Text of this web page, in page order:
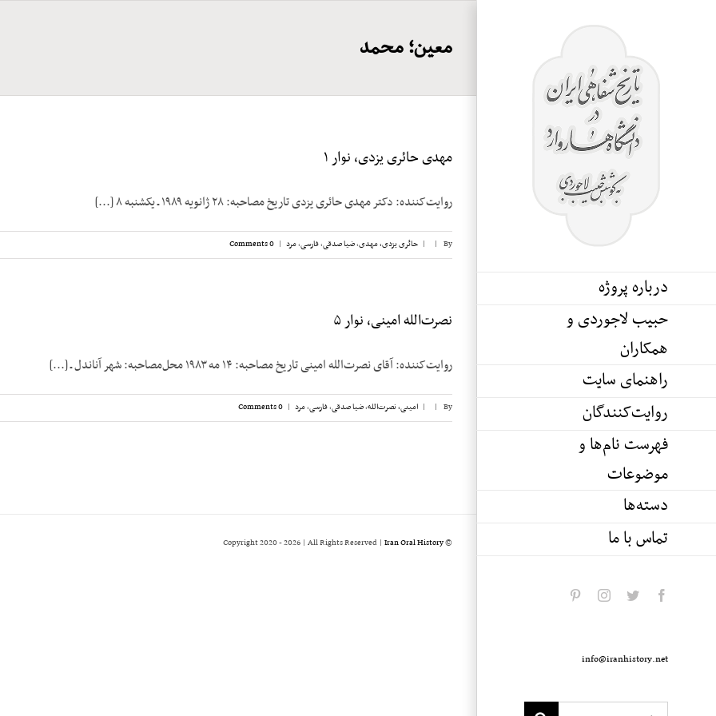
درباره پروژه
حبیب لاجوردی و
همکاران
راهنمای سایت
روایت‌کنندگان
فهرست نام‌ها و
موضوعات
دسته‌ها
تماس با ما
facebook
twitter
instagram
info@iranhistory.net
معین؛ محمد
مهدی حائری یزدی، نوار ۱
روایت‌کننده: دکتر مهدی حائری یزدی تاریخ مصاحبه: ۲۸ ژانویه ۱۹۸۹ ـ یکشنبه ۸ [...]
By
|
| حائری یزدی، مهدی,ضیا صدقی,فارسی,مرد |
0 Comments
نصرت‌الله امینی، نوار ۵
روایت‌کننده: آقای نصرت‌الله امینی تاریخ مصاحبه: ۱۴ مه ۱۹۸۳ محل‌مصاحبه: شهر آناندل ـ [...]
By
|
| امینی، نصرت‌الله,ضیا صدقی,فارسی,مرد |
0 Comments
© Copyright 2020 -
2026 | All Rights Reserved | Iran Oral History